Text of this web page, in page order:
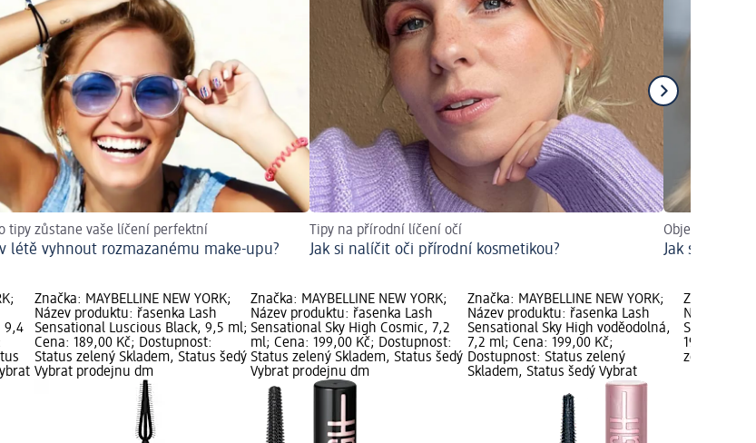
tipy zůstane vaše líčení perfektní
v létě vyhnout rozmazanému make-upu?
Tipy na přírodní líčení očí
Jak si nalíčit oči přírodní kosmetikou?
Objevit trendy
Jak si nalíčit
9,4
Značka: MAYBELLINE NEW YORK;
Název produktu: řasenka Lash
Sensational Luscious Black, 9,5 ml;
Cena: 189,00 Kč; Dostupnost:
Status zelený Skladem, Status šedý
Vybrat prodejnu dm
Značka: MAYBELLINE NEW YORK;
Název produktu: řasenka Lash
Sensational Sky High Cosmic, 7,2
ml; Cena: 199,00 Kč; Dostupnost:
Status zelený Skladem, Status šedý
Vybrat prodejnu dm
Značka: MAYBELLINE NEW YORK;
Název produktu: řasenka Lash
Sensational Sky High voděodolná,
7,2 ml; Cena: 199,00 Kč;
Dostupnost: Status zelený
Skladem, Status šedý Vybrat
Značka:
Název
199,00 Kč;
zelený